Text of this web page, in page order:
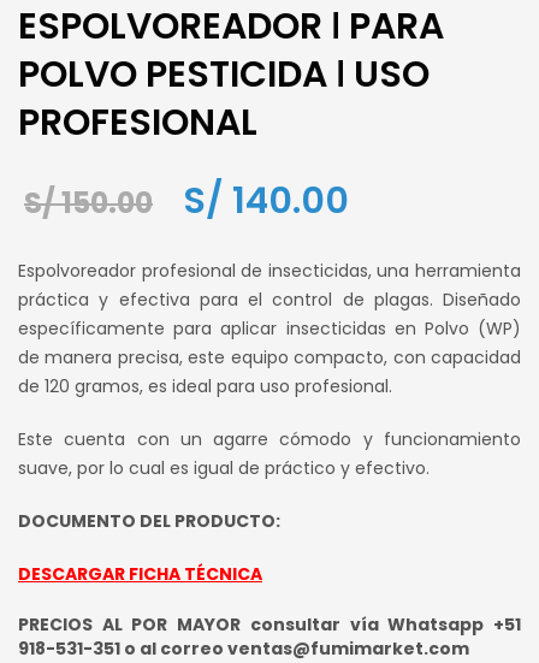
ESPOLVOREADOR ǀ PARA
POLVO PESTICIDA ǀ USO
PROFESIONAL
S/150.00
El
original
era:
S/ 150.00.
S/ 140.00
actual
es:
S/ 140.00.
Espolvoreador profesional de insecticidas, una herramienta
práctica y efectiva para el control de plagas. Diseñado
específicamente para aplicar insecticidas en Polvo (WP)
de manera precisa, este equipo compacto, con capacidad
de 120 gramos, es ideal para uso profesional.
Este cuenta con un agarre cómodo y funcionamiento
suave, por lo cual es igual de práctico y efectivo.
DOCUMENTO DEL PRODUCTO:
DESCARGAR FICHA TÉCNICA
PRECIOS AL POR MAYOR consultar vía Whatsapp +51
918-531-351 o al correo ventas@fumimarket.com